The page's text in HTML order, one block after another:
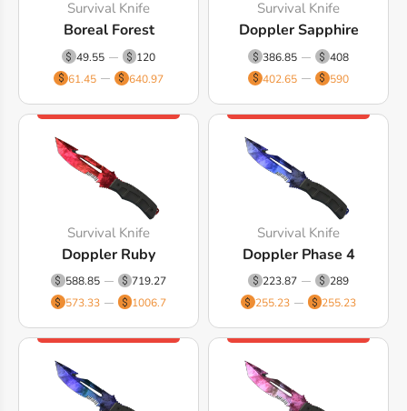
Survival Knife
Boreal Forest
49.55
120
61.45
640.97
Survival Knife
Doppler Sapphire
386.85
408
402.65
590
Survival Knife
Doppler Ruby
588.85
719.27
573.33
1006.7
Survival Knife
Doppler Phase 4
223.87
289
255.23
255.23